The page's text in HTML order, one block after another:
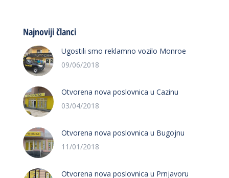
Najnoviji članci
Ugostili smo reklamno vozilo Monroe
09/06/2018
Otvorena nova poslovnica u Cazinu
03/04/2018
Otvorena nova poslovnica u Bugojnu
11/01/2018
Otvorena nova poslovnica u Prnjavoru